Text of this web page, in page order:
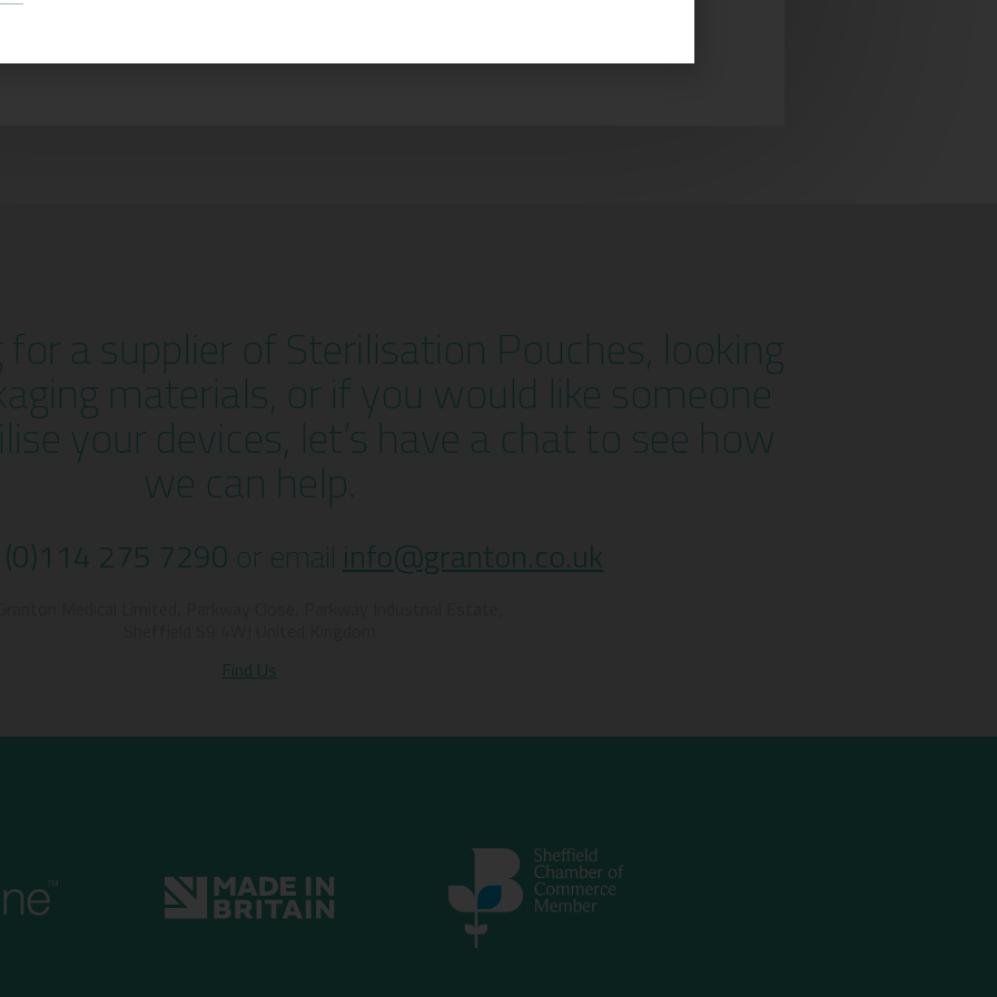
a supplier of Sterilisation Pouches, looking
materials, or if you would like someone
your devices, let’s have a chat to see how
we can help.
275 7290 or email info@granton.co.uk
Find Us